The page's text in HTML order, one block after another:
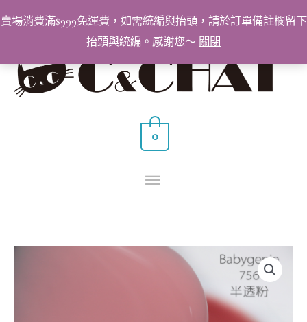
賣場消費滿$999免運費，如需統編與抬頭，請於訂單備註欄留下
抬頭與統編。感謝您～ 關閉
至
要
選
0